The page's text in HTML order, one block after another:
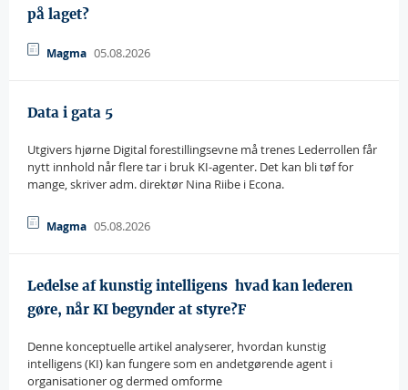
på laget?
Magma 05.08.2026
Data i gata 5
Utgivers hjørne Digital forestillingsevne må trenes Lederrollen får
nytt innhold når flere tar i bruk KI-agenter. Det kan bli tøf for
mange, skriver adm. direktør Nina Riibe i Econa.
Magma 05.08.2026
Ledelse af kunstig intelligens  hvad kan lederen
gøre, når KI begynder at styre?F
Denne konceptuelle artikel analyserer, hvordan kunstig
intelligens (KI) kan fungere som en andetgørende agent i
organisationer og dermed omforme